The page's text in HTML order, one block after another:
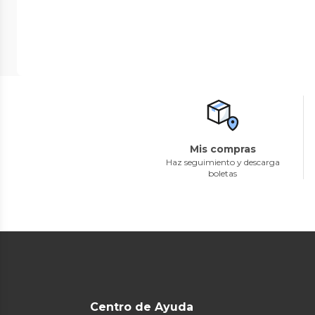
Mis compras
Haz seguimiento y descarga
boletas
Centro de Ayuda